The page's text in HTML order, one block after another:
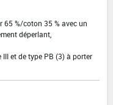
65 %/coton 35 % avec un
déperlant,
et de type PB (3) à porter